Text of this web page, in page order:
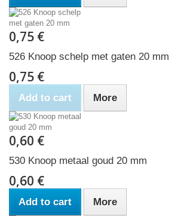
0,75 €
526 Knoop schelp met gaten 20 mm
0,75 €
Add to cart More
0,60 €
530 Knoop metaal goud 20 mm
0,60 €
Add to cart More